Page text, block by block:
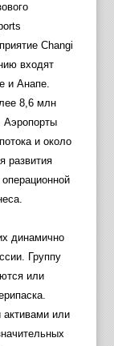
Changi
входят
и Анапе.
8,6 млн
Аэропорты
и около
развития
динамично
Группу
или
активами или